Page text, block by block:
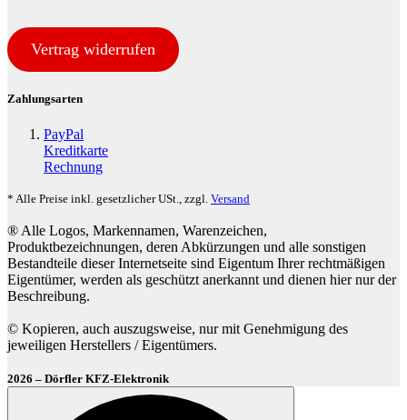
Vertrag widerrufen
Zahlungsarten
PayPal
Kreditkarte
Rechnung
* Alle Preise inkl. gesetzlicher USt., zzgl. Versand
® Alle Logos, Markennamen, Warenzeichen,
Produktbezeichnungen, deren Abkürzungen und alle sonstigen
Bestandteile dieser Internetseite sind Eigentum Ihrer rechtmäßigen
Eigentümer, werden als geschützt anerkannt und dienen hier nur der
Beschreibung.
© Kopieren, auch auszugsweise, nur mit Genehmigung des
jeweiligen Herstellers / Eigentümers.
2026 – Dörfler KFZ-Elektronik